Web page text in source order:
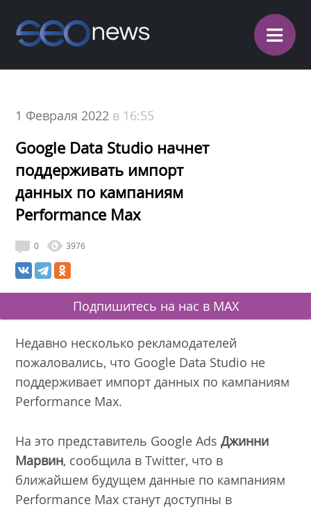
≡
1 Февраля 2022 в 16:55
Google Data Studio начнет
поддерживать импорт
данных по кампаниям
Performance Max
0 3976
Подпишитесь на нас в MAX
Недавно несколько рекламодателей
пожаловались, что Google Data Studio не
поддерживает импорт данных по кампаниям
Performance Max.
На это представитель Google AdsДжинни
Марвин, сообщила в Twitter, что в
ближайшем будущем данные по кампаниям
Performance Max станут доступны в